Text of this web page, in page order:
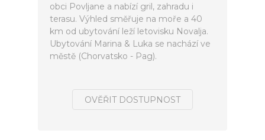
obci Povljane a nabízí gril, zahradu i
terasu. Výhled směřuje na moře a 40
km od ubytování leží letovisku Novalja.
Ubytování Marina & Luka se nachází ve
městě (Chorvatsko - Pag).
OVĚŘIT DOSTUPNOST